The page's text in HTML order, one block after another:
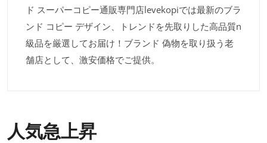
ド スーパーコピー通販専門店levekopiでは最新のブラ
ンド コピー デザイン、トレンドを先取りした高品質n
級品を厳選してお届け！ブランド 偽物を取り扱う老
舗店として、激安価格でご提供。
人気急上昇